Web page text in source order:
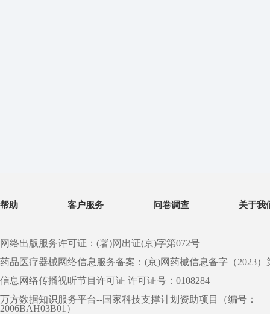
帮助 客户服务 问卷调查 关于我
网络出版服务许可证：(署)网出证(京)字第072号
药品医疗器械网络信息服务备案：(京)网药械信息备字（2023）
信息网络传播视听节目许可证 许可证号：0108284
万方数据知识服务平台--国家科技支撑计划资助项目（编号：
2006BAH03B01）